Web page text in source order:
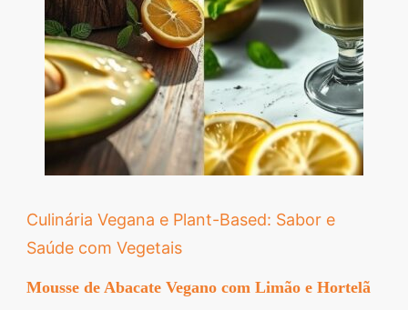
Culinária Vegana e Plant-Based: Sabor e
Saúde com Vegetais
Mousse de Abacate Vegano com Limão e Hortelã